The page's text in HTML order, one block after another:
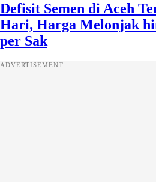
Defisit Semen di Aceh
Hari, Harga Melonjak
per Sak
ADVERTISEMENT